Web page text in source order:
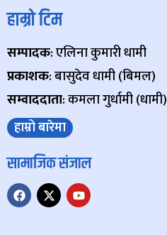
हाम्रो टिम
सम्पादक: एलिना कुमारी धामी
प्रकाशक: बासुदेव धामी (बिमल)
सम्वाददाता: कमला गुर्धामी (धामी)
हाम्रो बारेमा
सामाजिक संजाल